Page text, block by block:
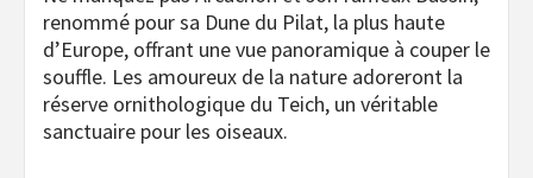
renommé pour sa Dune du Pilat, la plus haute
d’Europe, offrant une vue panoramique à couper le
souffle. Les amoureux de la nature adoreront la
réserve ornithologique du Teich, un véritable
sanctuaire pour les oiseaux.